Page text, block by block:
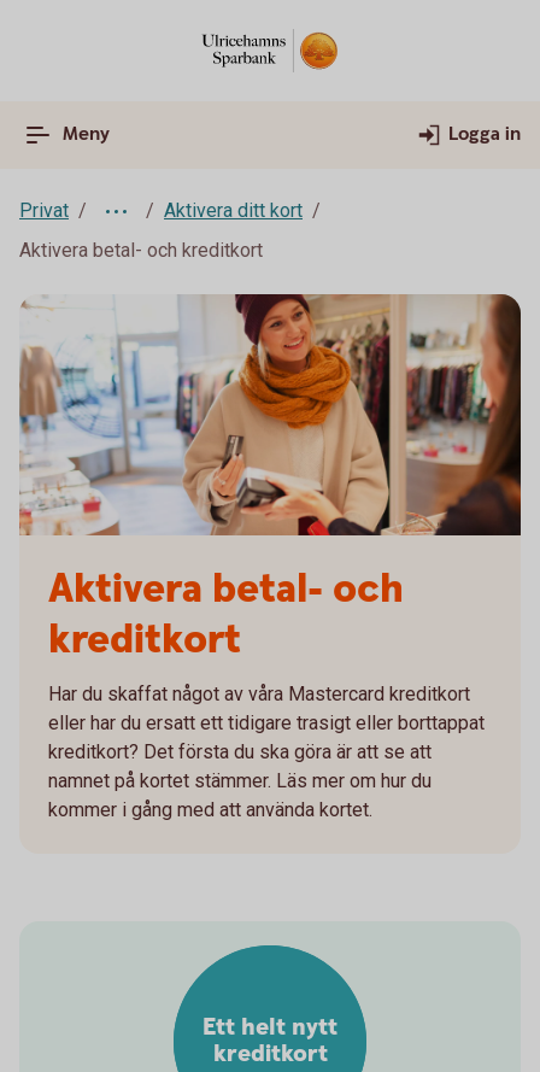
Meny Logga in
Privat
Aktivera ditt kort
Aktivera betal- och kreditkort
Aktivera betal- och
kreditkort
Har du skaffat något av våra Mastercard kreditkort
eller har du ersatt ett tidigare trasigt eller borttappat
kreditkort? Det första du ska göra är att se att
namnet på kortet stämmer. Läs mer om hur du
kommer i gång med att använda kortet.
Ett helt nytt
kreditkort